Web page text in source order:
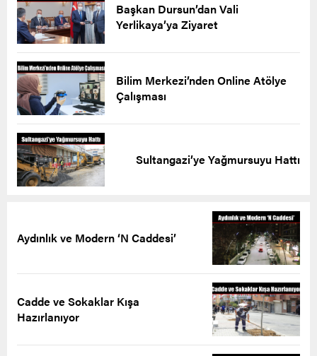
Başkan Dursun’dan Vali
Yerlikaya’ya Ziyaret
Bilim Merkezi’nden Online Atölye
Çalışması
Sultangazi’ye Yağmursuyu Hattı
Aydınlık ve Modern ‘N Caddesi’
Cadde ve Sokaklar Kışa
Hazırlanıyor